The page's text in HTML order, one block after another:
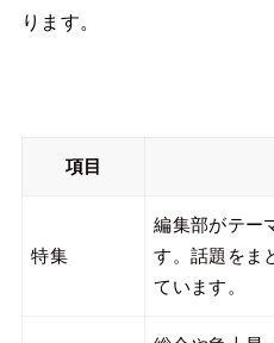
ります。
項目
特集
編集部がテー
す。話題をま
ています。